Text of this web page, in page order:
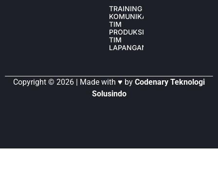
TRAINING
KOMUNIKASI
TIM
PRODUKSI
TIM
LAPANGAN
Copyright © 2026 | Made with ♥ by Codenary Teknologi
Solusindo